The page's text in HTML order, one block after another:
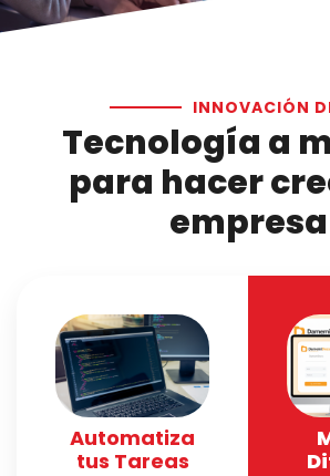
INNOVACIÓN
Tecnología a
para hacer
empresa
Automatiza
tus Tareas